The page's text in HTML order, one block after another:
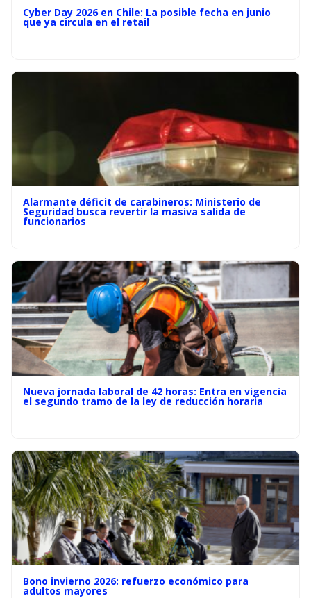
Cyber Day 2026 en Chile: La posible fecha en junio
que ya circula en el retail
Alarmante déficit de carabineros: Ministerio de
Seguridad busca revertir la masiva salida de
funcionarios
Nueva jornada laboral de 42 horas: Entra en vigencia
el segundo tramo de la ley de reducción horaria
Bono invierno 2026: refuerzo económico para
adultos mayores